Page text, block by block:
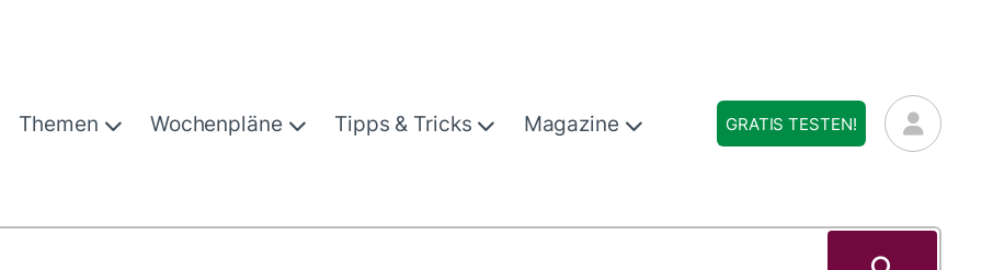
Themen Wochenpläne Tipps & Tricks Magazine GRATIS TESTEN!